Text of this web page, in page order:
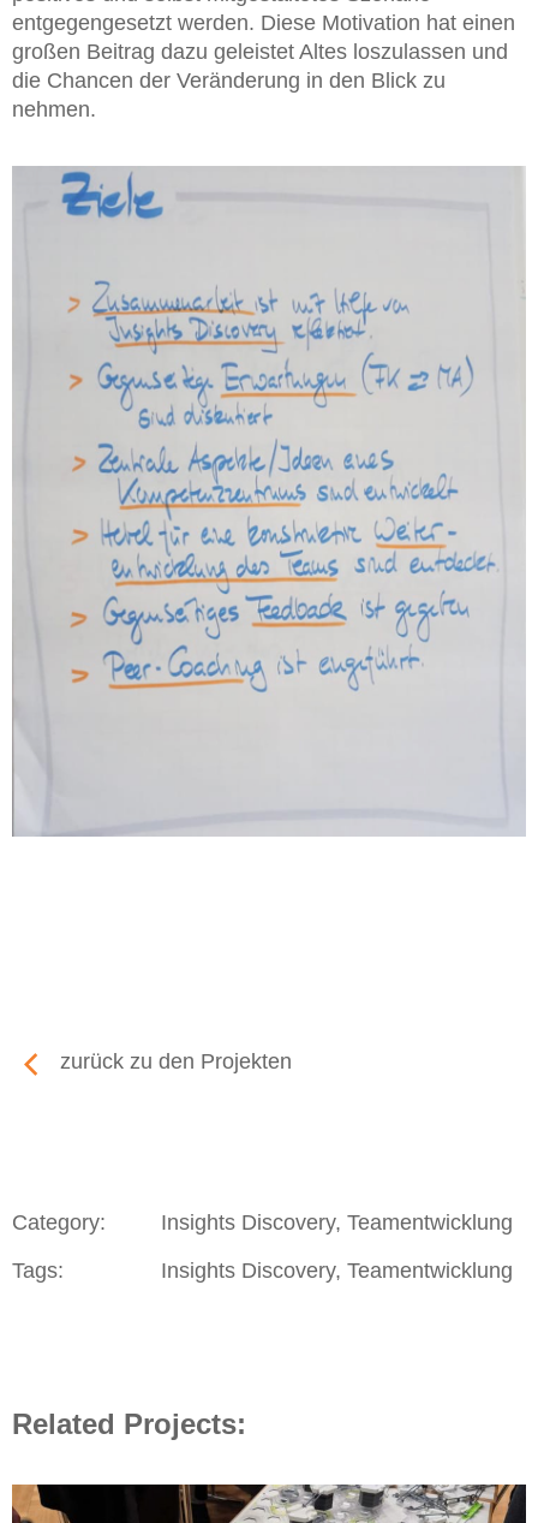
entgegengesetzt werden. Diese Motivation hat einen
großen Beitrag dazu geleistet Altes loszulassen und
die Chancen der Veränderung in den Blick zu
nehmen.
zurück zu den Projekten
Category:
Insights Discovery, Teamentwicklung
Tags:
Insights Discovery, Teamentwicklung
Related Projects: